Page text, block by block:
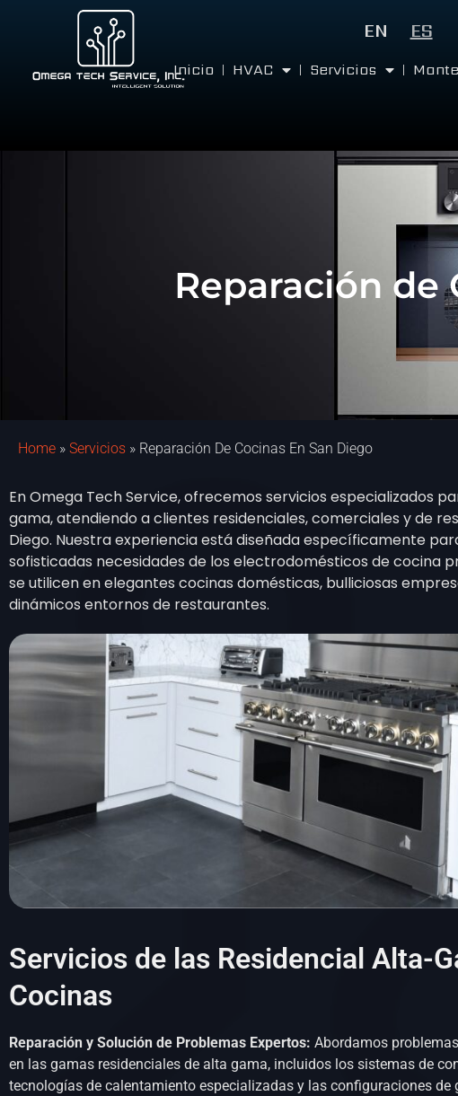
EN ES
Inicio HVAC Servicios
Reparación de
Home » Servicios » Reparación De Cocinas En San Diego
En Omega Tech Service, ofrecemos servicios especializados
gama, atendiendo a clientes residenciales, comerciales y de
Diego. Nuestra experiencia está diseñada específicamente
sofisticadas necesidades de los electrodomésticos de cocina
se utilicen en elegantes cocinas domésticas, bulliciosas
dinámicos entornos de restaurantes.
Servicios de las Residencial Alta-
Cocinas
Reparación y Solución de Problemas Expertos: Abordamos
en las gamas residenciales de alta gama, incluidos los sistemas de
tecnologías de calentamiento especializadas y las configuraciones de